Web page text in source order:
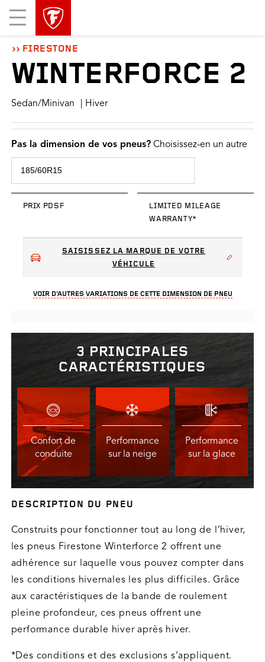
principale
Mobile
Menu
skipped
FIRESTONE
WINTERFORCE 2
Sedan/Minivan | Hiver
Pas la dimension de vos pneus?Choisissez-en un autre
PRIX PDSF
LIMITED MILEAGE
WARRANTY*
SAISISSEZ LA MARQUE DE VOTRE
VÉHICULE
VOIR D’AUTRES VARIATIONS DE CETTE DIMENSION DE PNEU
3 PRINCIPALES
CARACTÉRISTIQUES
Confort de
conduite
Performance
sur la neige
Performance
sur la glace
DESCRIPTION DU PNEU
Construits pour fonctionner tout au long de l’hiver,
les pneus Firestone Winterforce 2 offrent une
adhérence sur laquelle vous pouvez compter dans
les conditions hivernales les plus difficiles. Grâce
aux caractéristiques de la bande de roulement
pleine profondeur, ces pneus offrent une
performance durable hiver après hiver.
*Des conditions et des exclusions s’appliquent.